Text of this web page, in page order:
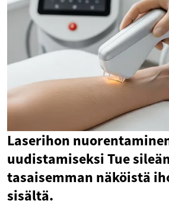
Laserihon
uudistamiseksi Tue
tasaisemman näköistä
sisältä.